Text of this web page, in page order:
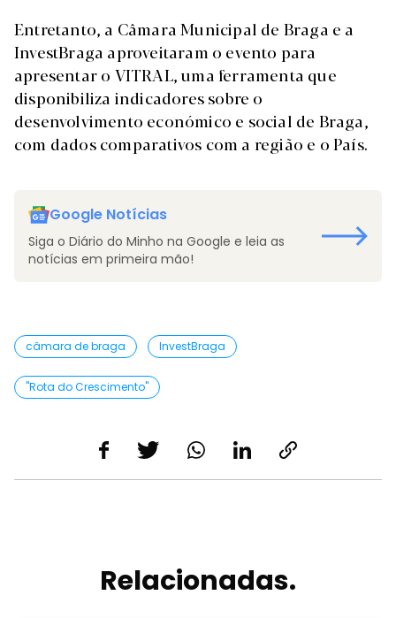
Entretanto, a Câmara Municipal de Braga e a
InvestBraga aproveitaram o evento para
apresentar o VITRAL, uma ferramenta que
disponibiliza indicadores sobre o
desenvolvimento económico e social de Braga,
com dados comparativos com a região e o País.
Google Notícias
Siga o Diário do Minho na Google e leia as
notícias em primeira mão!
câmara de braga InvestBraga
"Rota do Crescimento"
Relacionadas.